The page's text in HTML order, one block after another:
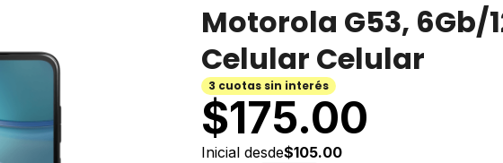
Motorola G53, 6Gb/
Celular Celular
3 cuotas sin interés
$175.00
Inicial desde$105.00